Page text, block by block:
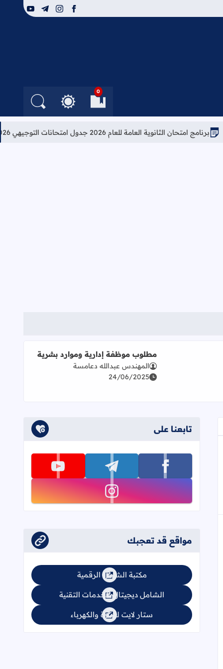
facebook
instagram
telegram
youtube
0
العلامات المرجعيةالتغيير بين الوضع
البحث في
امتحان الثانوية العامة للعام 2026 جدول امتحانات التوجيهي 2026
اقرأ المزيد عن مطلوب موظفة إدارية وموارد بشرية
مطلوب موظفة إدارية وموارد بشرية
المهندس عبدالله دعامسة
24/06/2025
تابعنا على
تابعنا على facebook تابعنا على telegram تابعنا على youtube
مواقع قد تعجبك
مكتبة الشامل الرقمية
الشامل ديجيتال للخدمات التقنية